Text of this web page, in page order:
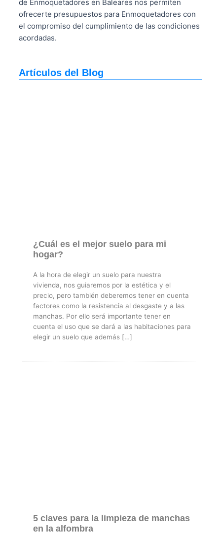
de Enmoquetadores en Baleares nos permiten
ofrecerte presupuestos para Enmoquetadores con
el compromiso del cumplimiento de las condiciones
acordadas.
Artículos del Blog
¿Cuál es el mejor suelo para mi
hogar?
A la hora de elegir un suelo para nuestra
vivienda, nos guiaremos por la estética y el
precio, pero también deberemos tener en cuenta
factores como la resistencia al desgaste y a las
manchas. Por ello será importante tener en
cuenta el uso que se dará a las habitaciones para
elegir un suelo que además […]
5 claves para la limpieza de manchas
en la alfombra